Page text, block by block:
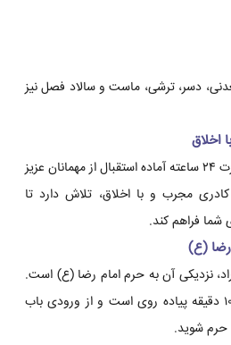
دسر، ترشی، ماست و سالاد فصل نیز
پرسنل هتل آراد مشهد به صورت ۲۴ ساعته آماده استقبال از مهمانان عزیز
مجرب و با اخلاق، تلاش دارد تا
شما فراهم کند.
رضا (ع)
نزدیکی آن به حرم امام رضا (ع) است.
فاصله این هتل تا حرم تنها ۱۰ دقیقه پیاده روی است و از ورودی باب
حرم شوید.